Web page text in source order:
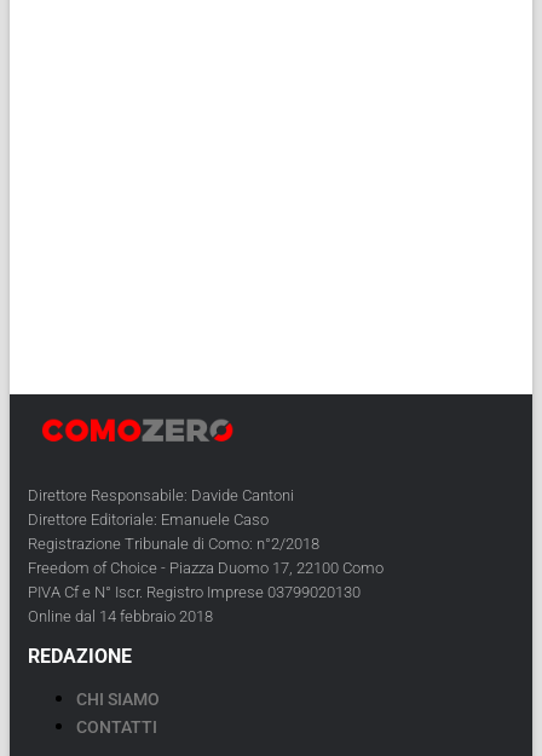
Direttore Responsabile: Davide Cantoni
Direttore Editoriale: Emanuele Caso
Registrazione Tribunale di Como: n°2/2018
Freedom of Choice - Piazza Duomo 17, 22100 Como
PIVA Cf e N° Iscr. Registro Imprese 03799020130
Online dal 14 febbraio 2018
REDAZIONE
CHI SIAMO
CONTATTI